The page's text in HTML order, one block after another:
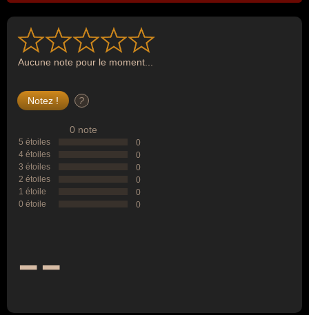
Aucune note pour le moment...
?
0 note
5 étoiles
0
4 étoiles
0
3 étoiles
0
2 étoiles
0
1 étoile
0
0 étoile
0
--